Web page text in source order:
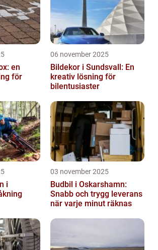
en
för
06 november 2025
Bildekor i Sundsvall: En
kreativ lösning för
bilentusiaster
i
03 november 2025
Budbil i Oskarshamn:
Snabb och trygg leverans
när varje minut räknas